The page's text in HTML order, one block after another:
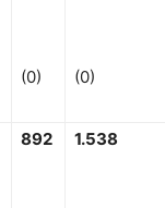
(0) (0)
892 1.538